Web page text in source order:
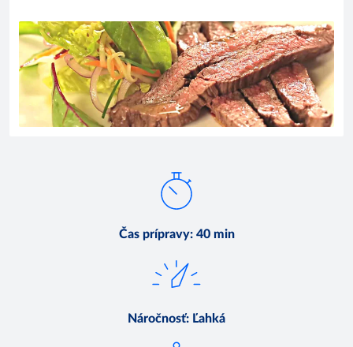
Čas prípravy: 40 min
Náročnosť: Ľahká